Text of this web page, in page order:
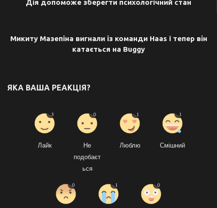
Дія допоможе зберегти психологічний стан
Микиту Мазепіна вигнали із команди Haas i тепер він
катається на Buggy
ЯКА ВАША РЕАКЦІЯ?
Лайк
3
Не
подобаєт
ься
0
Люблю
1
Смішний
1
0 1 0